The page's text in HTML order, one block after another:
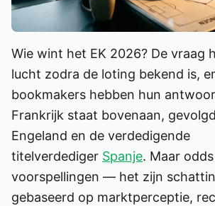
Wie wint het EK 2026? De vraag
lucht zodra de loting bekend is,
bookmakers hebben hun
Frankrijk staat bovenaan,
Engeland en de verdedigende
titelverdediger Spanje. Maar
voorspellingen — het zijn
gebaseerd op marktperceptie,